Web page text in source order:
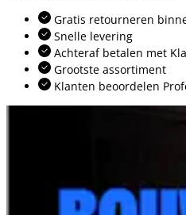
Gratis retourneren
Snelle levering
Achteraf betalen met
Grootste assortiment
Klanten beoordelen